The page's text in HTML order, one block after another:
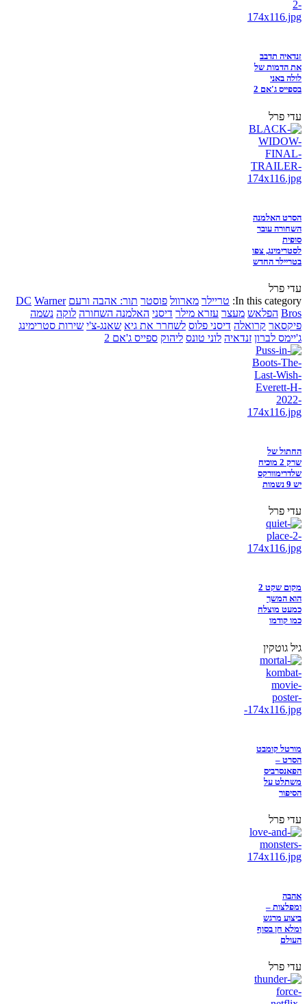
זנדאיה תדבב
את הדמות של
לולה באני
בספייס ג'אם 2
עדי פרל
הסרט האלמנה
השחורה עובר
סופית
לסטרימינג, צפו
בטריילר החדש
עדי פרל
In this category: טריילר מארוול פוסטר תור: אהבה ורעם DC Warner
Bros הפלאש מעצר עזרא מילר דיסני האלמנה השחורה לוקה נשמה
פיקסאר קרואלה דיסני פלוס לשחרר את גיא שאנג-צ'י שירות סטרימינג
ג'יימס לברון זנדאיה לוני טונס ליהוק ספייס ג'אם 2
החתול של
שרק 2 מוכיח
שלדרימוורקס
יש 9 נשמות
עדי פרל
מקום שקט 2
הוא המשך
כמעט מוצלח
כמו קודמו
גיל גוטקין
מורטל קומבט
הסרט –
הפאנסרביס
משתלט על
הסיפור
עדי פרל
אהבה
ומפלצות –
ביצוע מרגש
ומלא חן בסוף
העולם
עדי פרל